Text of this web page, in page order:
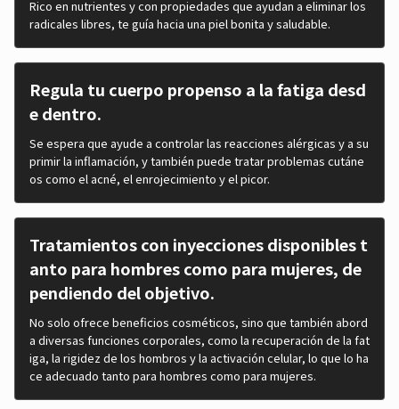
Rico en nutrientes y con propiedades que ayudan a eliminar los
radicales libres, te guía hacia una piel bonita y saludable.
Regula tu cuerpo propenso a la fatiga desd
e dentro.
Se espera que ayude a controlar las reacciones alérgicas y a su
primir la inflamación, y también puede tratar problemas cutáne
os como el acné, el enrojecimiento y el picor.
Tratamientos con inyecciones disponibles t
anto para hombres como para mujeres, de
pendiendo del objetivo.
No solo ofrece beneficios cosméticos, sino que también abord
a diversas funciones corporales, como la recuperación de la fat
iga, la rigidez de los hombros y la activación celular, lo que lo ha
ce adecuado tanto para hombres como para mujeres.